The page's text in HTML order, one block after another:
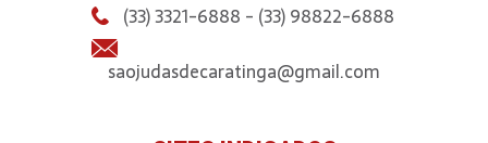
(33) 3321-6888 - (33) 98822-6888
saojudasdecaratinga@gmail.com